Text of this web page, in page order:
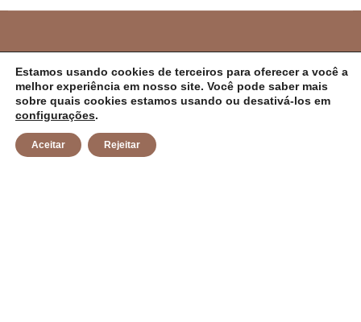
PREFEITURA MUNICIPAL DE CAMPO ALEGRE
DE LOURDES/BA
CNPJ: 14.117.329/0001-41 Endereço: Rua Abílio Dias S/N,
Centro, Campo Alegre de Lourdes/BA Horário de
Estamos usando cookies de terceiros para oferecer a você a
melhor experiência em nosso site. Você pode saber mais
sobre quais cookies estamos usando ou desativá-los em
configurações.
Aceitar Rejeitar